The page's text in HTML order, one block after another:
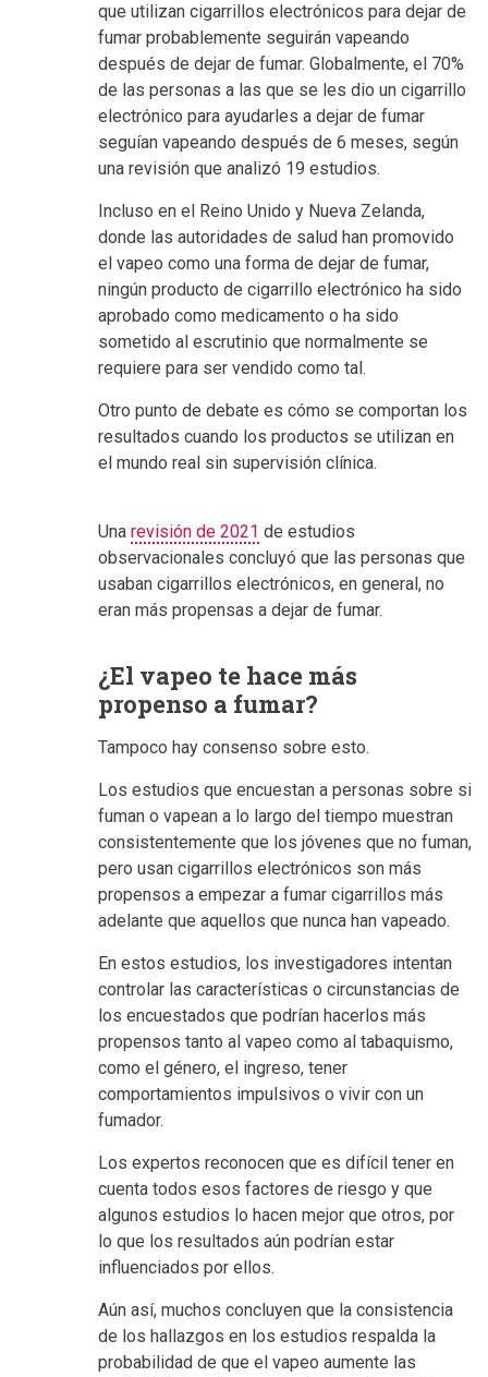
que utilizan cigarrillos electrónicos para dejar de
fumar probablemente seguirán vapeando
después de dejar de fumar. Globalmente, el 70%
de las personas a las que se les dio un cigarrillo
electrónico para ayudarles a dejar de fumar
seguían vapeando después de 6 meses, según
una revisión que analizó 19 estudios.
Incluso en el Reino Unido y Nueva Zelanda,
donde las autoridades de salud han promovido
el vapeo como una forma de dejar de fumar,
ningún producto de cigarrillo electrónico ha sido
aprobado como medicamento o ha sido
sometido al escrutinio que normalmente se
requiere para ser vendido como tal.
Otro punto de debate es cómo se comportan los
resultados cuando los productos se utilizan en
el mundo real sin supervisión clínica.
Una revisión de 2021 de estudios
observacionales concluyó que las personas que
usaban cigarrillos electrónicos, en general, no
eran más propensas a dejar de fumar.
¿El vapeo te hace más
propenso a fumar?
Tampoco hay consenso sobre esto.
Los estudios que encuestan a personas sobre si
fuman o vapean a lo largo del tiempo muestran
consistentemente que los jóvenes que no fuman,
pero usan cigarrillos electrónicos son más
propensos a empezar a fumar cigarrillos más
adelante que aquellos que nunca han vapeado.
En estos estudios, los investigadores intentan
controlar las características o circunstancias de
los encuestados que podrían hacerlos más
propensos tanto al vapeo como al tabaquismo,
como el género, el ingreso, tener
comportamientos impulsivos o vivir con un
fumador.
Los expertos reconocen que es difícil tener en
cuenta todos esos factores de riesgo y que
algunos estudios lo hacen mejor que otros, por
lo que los resultados aún podrían estar
influenciados por ellos.
Aún así, muchos concluyen que la consistencia
de los hallazgos en los estudios respalda la
probabilidad de que el vapeo aumente las